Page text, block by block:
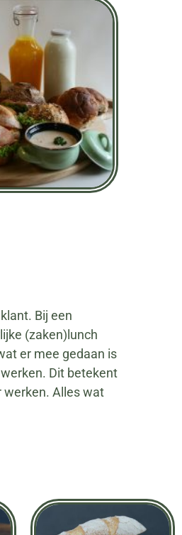
Bij een
(zaken)lunch
er mee gedaan is
Dit betekent
werken. Alles wat